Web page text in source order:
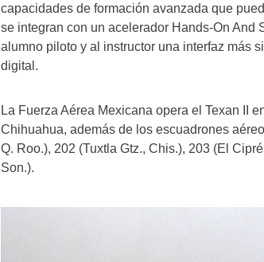
capacidades de formación avanzada que
se integran con un acelerador Hands-On And
alumno piloto y al instructor una interfaz más
digital.
La Fuerza Aérea Mexicana opera el Texan II
Chihuahua, además de los escuadrones
Q. Roo.), 202 (Tuxtla Gtz., Chis.), 203 (El
Son.).